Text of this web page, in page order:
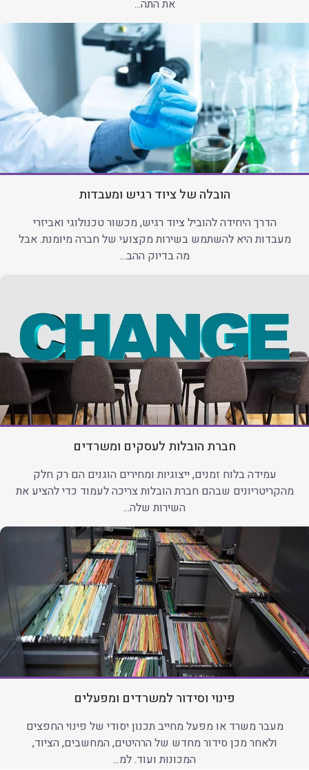
את התה...
הובלה של ציוד רגיש ומעבדות
הדרך היחידה להוביל ציוד רגיש, מכשור טכנולוגי ואביזרי
מעבדות היא להשתמש בשירות מקצועי של חברה מיומנת. אבל
מה בדיוק ההב...
חברת הובלות לעסקים ומשרדים
עמידה בלוח זמנים, ייצוגיות ומחירים הוגנים הם רק חלק
מהקריטריונים שבהם חברת הובלות צריכה לעמוד כדי להציע את
השירות שלה...
פינוי וסידור למשרדים ומפעלים
מעבר משרד או מפעל מחייב תכנון יסודי של פינוי החפצים
ולאחר מכן סידור מחדש של הרהיטים, המחשבים, הציוד,
המכונות ועוד. למ...